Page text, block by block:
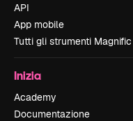
API
App mobile
Tutti gli strumenti Magnific
Inizia
Academy
Documentazione